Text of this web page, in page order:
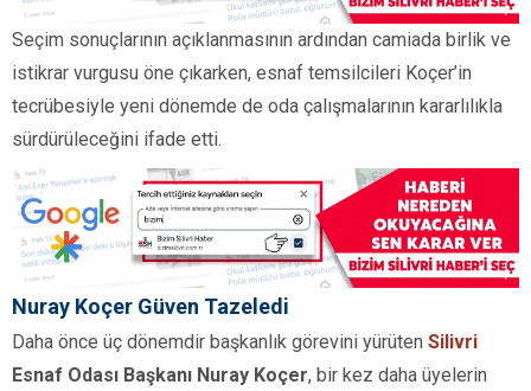
Seçim sonuçlarının açıklanmasının ardından camiada birlik ve
istikrar vurgusu öne çıkarken, esnaf temsilcileri Koçer’in
tecrübesiyle yeni dönemde de oda çalışmalarının kararlılıkla
sürdürüleceğini ifade etti.
Nuray Koçer Güven Tazeledi
Daha önce üç dönemdir başkanlık görevini yürüten Silivri
Esnaf Odası Başkanı Nuray Koçer, bir kez daha üyelerin